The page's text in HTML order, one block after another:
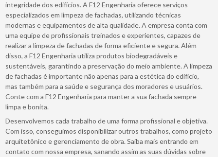
integridade dos edifícios. A F12 Engenharia oferece serviços
especializados em limpeza de fachadas, utilizando técnicas
modernas e equipamentos de alta qualidade. A empresa conta com
uma equipe de profissionais treinados e experientes, capazes de
realizar a limpeza de fachadas de forma eficiente e segura. Além
disso, a F12 Engenharia utiliza produtos biodegradáveis e
sustentáveis, garantindo a preservação do meio ambiente. A limpeza
de fachadas é importante não apenas para a estética do edifício,
mas também para a saúde e segurança dos moradores e usuários.
Conte com a F12 Engenharia para manter a sua fachada sempre
limpa e bonita.
Desenvolvemos cada trabalho de uma forma profissional e objetiva.
Com isso, conseguimos disponibilizar outros trabalhos, como projeto
arquitetônico e gerenciamento de obra. Saiba mais entrando em
contato com nossa empresa, sanando assim as suas dúvidas sobre